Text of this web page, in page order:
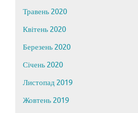
Травень 2020
Квітень 2020
Березень 2020
Січень 2020
Листопад 2019
Жовтень 2019